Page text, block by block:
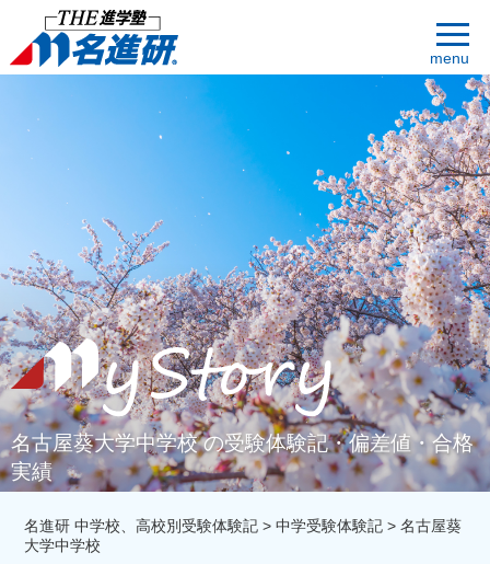
menu
名古屋葵大学中学校 の受験体験記・偏差値・合格
実績
名進研 中学校、高校別受験体験記 >中学受験体験記 >名古屋葵
大学中学校